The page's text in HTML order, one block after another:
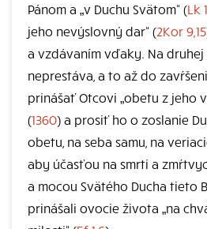
Pánom a „v Duchu Svätom“ (Lk
jeho nevýslovný dar“ (2Kor 9,15
a vzdávaním vďaky. Na druhej
neprestáva, a to až do
prinášať Otcovi „obetu z jeho
(1360) a prosiť ho o zoslanie
obetu, na seba samu, na
aby účasťou na smrti a
a mocou Svätého Ducha tieto
prinášali ovocie života „na